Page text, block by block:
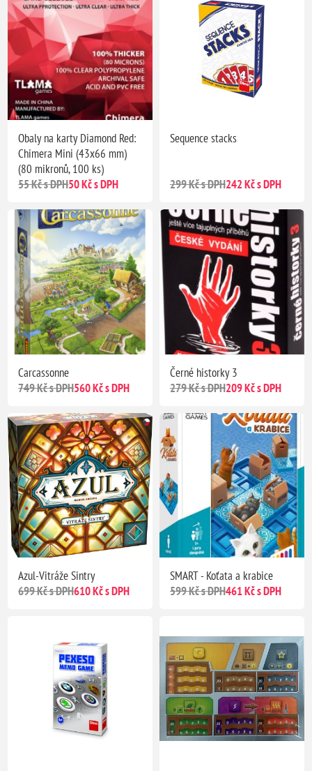
Obaly na karty Diamond Red:
Chimera Mini (43x66 mm)
(80 mikronů, 100 ks)
55 Kč s DPH50 Kč s DPH
Sequence stacks
299 Kč s DPH242 Kč s DPH
Carcassonne
749 Kč s DPH560 Kč s DPH
Černé historky 3
279 Kč s DPH209 Kč s DPH
Azul-Vitráže Sintry
699 Kč s DPH610 Kč s DPH
SMART - Koťata a krabice
599 Kč s DPH461 Kč s DPH